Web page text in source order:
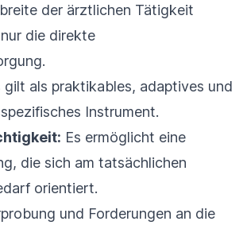
der ärztlichen Tätigkeit
die direkte
gilt als praktikables, adaptives und
Instrument.
Es ermöglicht eine
die sich am tatsächlichen
orientiert.
und Forderungen an die